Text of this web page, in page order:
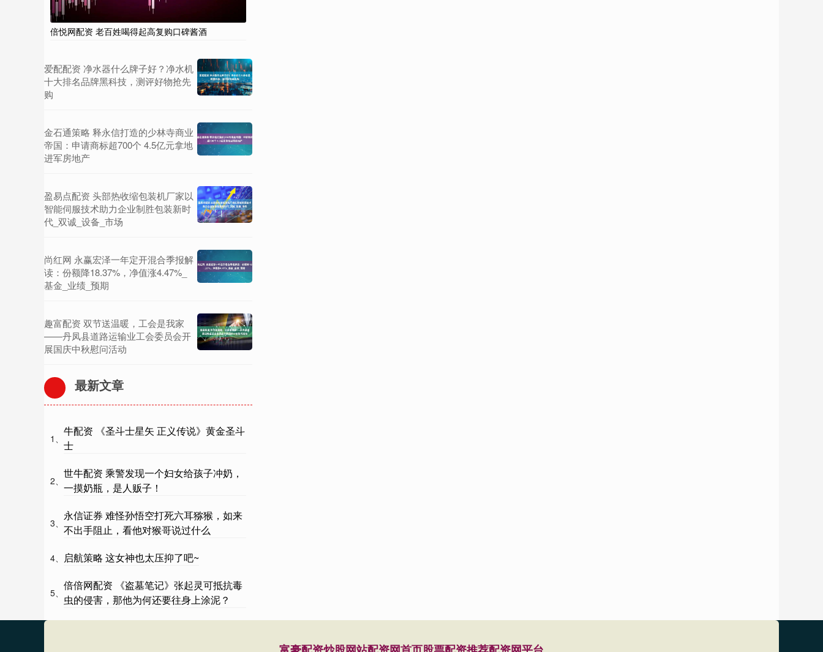
倍悦网配资 老百姓喝得起高复购口碑酱酒
爱配配资 净水器什么牌子好？净水机
十大排名品牌黑科技，测评好物抢先
购
金石通策略 释永信打造的少林寺商业
帝国：申请商标超700个 4.5亿元拿地
进军房地产
盈易点配资 头部热收缩包装机厂家以
智能伺服技术助力企业制胜包装新时
代_双诚_设备_市场
尚红网 永赢宏泽一年定开混合季报解
读：份额降18.37%，净值涨4.47%_
基金_业绩_预期
趣富配资 双节送温暖，工会是我家
——丹凤县道路运输业工会委员会开
展国庆中秋慰问活动
最新文章
1、
牛配资 《圣斗士星矢 正义传说》黄金圣斗
士
2、
世牛配资 乘警发现一个妇女给孩子冲奶，
一摸奶瓶，是人贩子！
3、
永信证券 难怪孙悟空打死六耳猕猴，如来
不出手阻止，看他对猴哥说过什么
4、 启航策略 这女神也太压抑了吧~
5、
倍倍网配资 《盗墓笔记》张起灵可抵抗毒
虫的侵害，那他为何还要往身上涂泥？